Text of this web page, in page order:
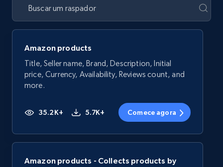
Amazon products
Title, Seller name, Brand, Description, Initial
price, Currency, Availability, Reviews count, and
more.
35.2K+ 5.7K+ Comece agora
Amazon products - Collects products by